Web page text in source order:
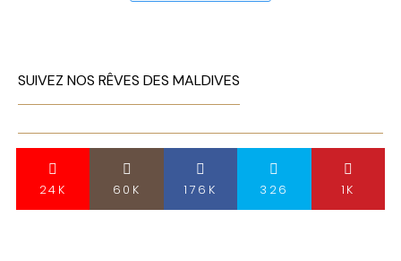
SUIVEZ NOS RÊVES DES MALDIVES
24K 60K 176K 326 1K